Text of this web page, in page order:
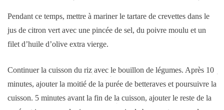
Pendant ce temps, mettre à mariner le tartare de crevettes dans le
jus de citron vert avec une pincée de sel, du poivre moulu et un
filet d’huile d’olive extra vierge.
Continuer la cuisson du riz avec le bouillon de légumes. Après 10
minutes, ajouter la moitié de la purée de betteraves et poursuivre la
cuisson. 5 minutes avant la fin de la cuisson, ajouter le reste de la